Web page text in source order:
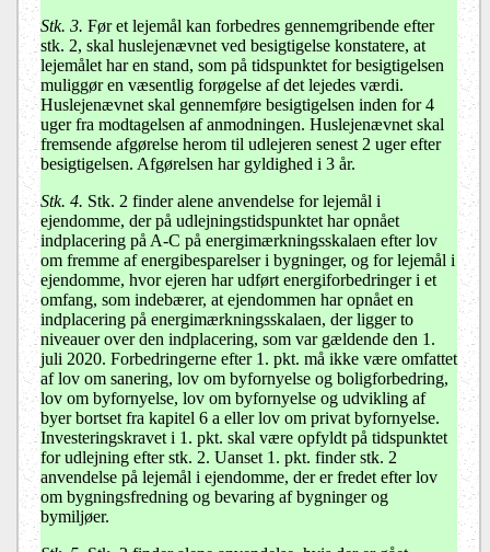
Stk. 3. Før et lejemål kan forbedres gennemgribende efter
stk. 2, skal huslejenævnet ved besigtigelse konstatere, at
lejemålet har en stand, som på tidspunktet for besigtigelsen
muliggør en væsentlig forøgelse af det lejedes værdi.
Huslejenævnet skal gennemføre besigtigelsen inden for 4
uger fra modtagelsen af anmodningen. Huslejenævnet skal
fremsende afgørelse herom til udlejeren senest 2 uger efter
besigtigelsen. Afgørelsen har gyldighed i 3 år.
Stk. 4. Stk. 2 finder alene anvendelse for lejemål i
ejendomme, der på udlejningstidspunktet har opnået
indplacering på A-C på energimærkningsskalaen efter lov
om fremme af energibesparelser i bygninger, og for lejemål i
ejendomme, hvor ejeren har udført energiforbedringer i et
omfang, som indebærer, at ejendommen har opnået en
indplacering på energimærkningsskalaen, der ligger to
niveauer over den indplacering, som var gældende den 1.
juli 2020. Forbedringerne efter 1. pkt. må ikke være omfattet
af lov om sanering, lov om byfornyelse og boligforbedring,
lov om byfornyelse, lov om byfornyelse og udvikling af
byer bortset fra kapitel 6 a eller lov om privat byfornyelse.
Investeringskravet i 1. pkt. skal være opfyldt på tidspunktet
for udlejning efter stk. 2. Uanset 1. pkt. finder stk. 2
anvendelse på lejemål i ejendomme, der er fredet efter lov
om bygningsfredning og bevaring af bygninger og
bymiljøer.